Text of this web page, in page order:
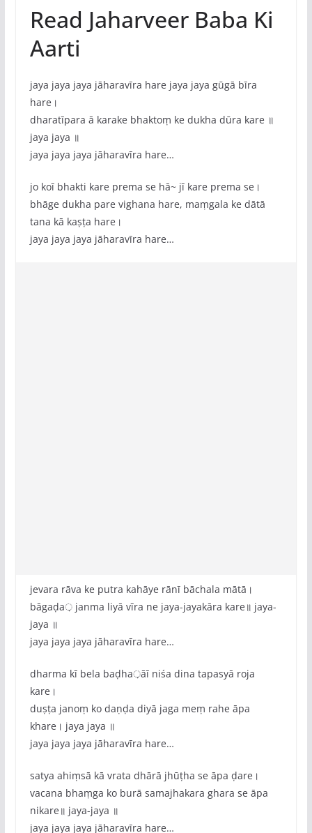
Read Jaharveer Baba Ki
Aarti
jaya jaya jaya jāharavīra hare jaya jaya gūgā bīra
hare।
dharatīpara ā karake bhaktoṃ ke dukha dūra kare ॥
jaya jaya ॥
jaya jaya jaya jāharavīra hare…
jo koī bhakti kare prema se hā~ jī kare prema se।
bhāge dukha pare vighana hare, maṃgala ke dātā
tana kā kaṣṭa hare।
jaya jaya jaya jāharavīra hare…
jevara rāva ke putra kahāye rānī bāchala mātā।
bāgaḍa़ janma liyā vīra ne jaya-jayakāra kare॥ jaya-
jaya ॥
jaya jaya jaya jāharavīra hare…
dharma kī bela baḍha़āī niśa dina tapasyā roja
kare।
duṣṭa janoṃ ko daṇḍa diyā jaga meṃ rahe āpa
khare। jaya jaya ॥
jaya jaya jaya jāharavīra hare…
satya ahiṃsā kā vrata dhārā jhūṭha se āpa ḍare।
vacana bhaṃga ko burā samajhakara ghara se āpa
nikare॥ jaya-jaya ॥
jaya jaya jaya jāharavīra hare…